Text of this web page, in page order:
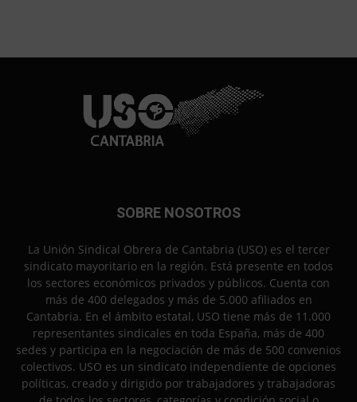
SOBRE NOSOTROS
La Unión Sindical Obrera de Cantabria (USO) es el tercer
sindicato mayoritario en la región. Está presente en todos
los sectores económicos privados y públicos. Cuenta con
más de 400 delegados y más de 5.000 afiliados en
Cantabria. En el ámbito estatal, USO tiene más de 11.000
representantes sindicales en toda España, más de 400
sedes y participa en la negociación de más de 500 convenios
colectivos. USO es un sindicato independiente de opciones
políticas, creado y dirigido por trabajadores y trabajadoras